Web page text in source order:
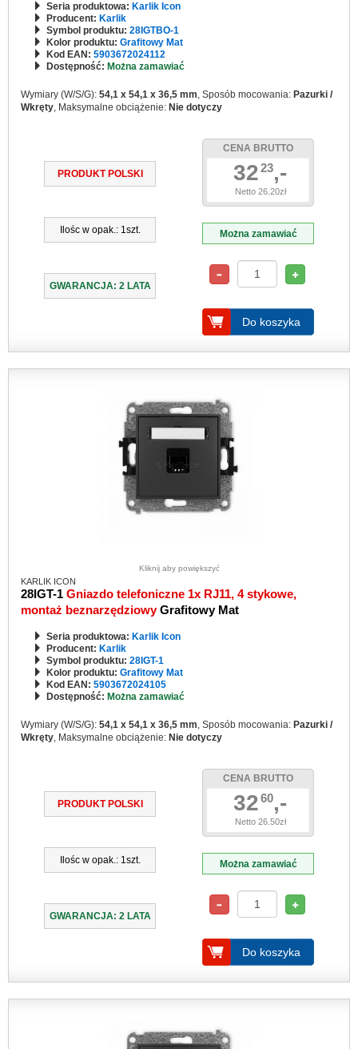
Seria produktowa: Karlik Icon
Producent: Karlik
Symbol produktu: 28IGTBO-1
Kolor produktu: Grafitowy Mat
Kod EAN: 5903672024112
Dostępność: Można zamawiać
Wymiary (W/S/G): 54,1 x 54,1 x 36,5 mm, Sposób mocowania: Pazurki /
Wkręty, Maksymalne obciążenie: Nie dotyczy
PRODUKT POLSKI
Ilośc w opak.: 1szt.
GWARANCJA: 2 LATA
CENA BRUTTO
3223,-
Netto 26.20zł
Można zamawiać
Do koszyka
Kliknij aby powiększyć
KARLIK ICON
28IGT-1 Gniazdo telefoniczne 1x RJ11, 4 stykowe,
montaż beznarzędziowyGrafitowy Mat
Seria produktowa: Karlik Icon
Producent: Karlik
Symbol produktu: 28IGT-1
Kolor produktu: Grafitowy Mat
Kod EAN: 5903672024105
Dostępność: Można zamawiać
Wymiary (W/S/G): 54,1 x 54,1 x 36,5 mm, Sposób mocowania: Pazurki /
Wkręty, Maksymalne obciążenie: Nie dotyczy
PRODUKT POLSKI
Ilośc w opak.: 1szt.
GWARANCJA: 2 LATA
CENA BRUTTO
3260,-
Netto 26.50zł
Można zamawiać
Do koszyka